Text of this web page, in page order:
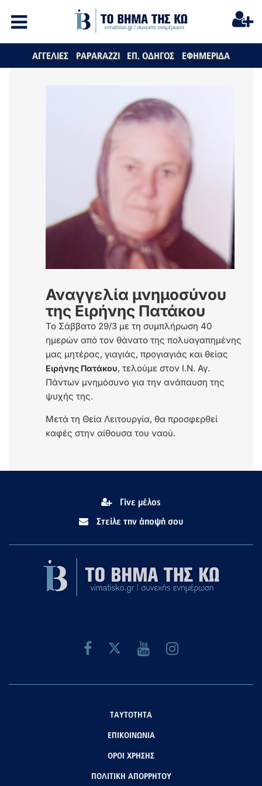
ΑΓΓΕΛΙΕΣ PAPARAZZI ΕΠ. ΟΔΗΓΟΣ ΕΦΗΜΕΡΙΔΑ
Αναγγελία μνημοσύνου
της Ειρήνης Πατάκου
Το Σάββατο 29/3 με τη συμπλήρωση 40
ημερών από τον θάνατο της πολυαγαπημένης
μας μητέρας, γιαγιάς, προγιαγιάς και θείας
Ειρήνης Πατάκου, τελούμε στον Ι.Ν. Αγ.
Πάντων μνημόσυνο για την ανάπαυση της
ψυχής της.
Μετά τη Θεία Λειτουργία, θα προσφερθεί
καφές στην αίθουσα του ναού.
Γίνε μέλος
Στείλε την άποψή σου
ΤΑΥΤΟΤΗΤΑ
ΕΠΙΚΟΙΝΩΝΙΑ
ΟΡΟΙ ΧΡΗΣΗΣ
ΠΟΛΙΤΙΚΗ ΑΠΟΡΡΗΤΟΥ